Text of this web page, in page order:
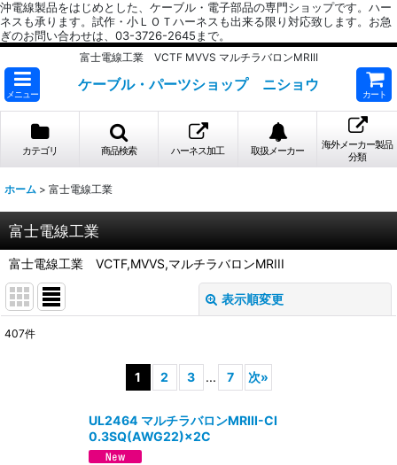
沖電線製品をはじめとした、ケーブル・電子部品の専門ショップです。ハー
ネスも承ります。試作・小ＬＯＴハーネスも出来る限り対応致します。お急
ぎのお問い合わせは、03-3726-2645まで。
富士電線工業 VCTF MVVS マルチラバロンMRIII
メニュー
ケーブル・パーツショップ ニショウ
カート
カテゴリ 商品検索 ハーネス加工 取扱メーカー
海外メーカー製品
分類
ホーム > 富士電線工業
富士電線工業
富士電線工業 VCTF,MVVS,マルチラバロンMRIII
表示順変更
407件
1 2 3 ... 7 次»
UL2464 マルチラバロンMRIII-CI
0.3SQ(AWG22)×2C